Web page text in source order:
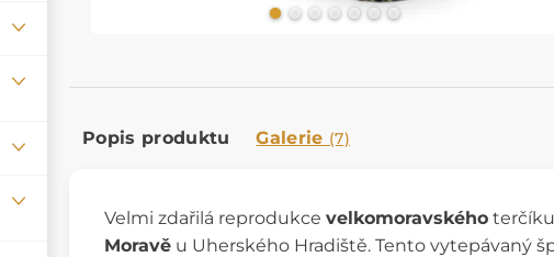
Popis produktu Galerie (7)
Velmi zdařilá reprodukce velkomoravského
Moravě u Uherského Hradiště. Tento vytepávaný